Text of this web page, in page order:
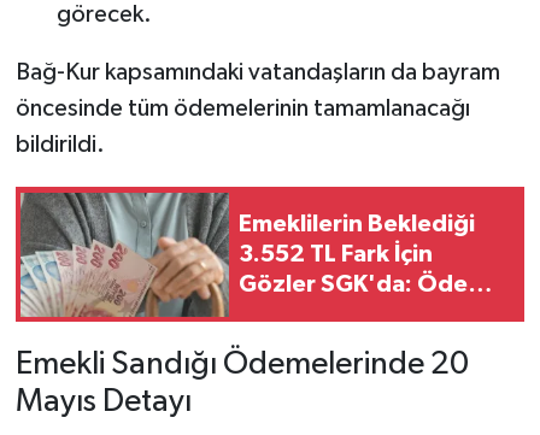
görecek.
Bağ-Kur kapsamındaki vatandaşların da bayram
öncesinde tüm ödemelerinin tamamlanacağı
bildirildi.
Emeklilerin Beklediği
3.552 TL Fark İçin
Gözler SGK'da: Ödeme
Emekli Sandığı Ödemelerinde 20
Mayıs Detayı